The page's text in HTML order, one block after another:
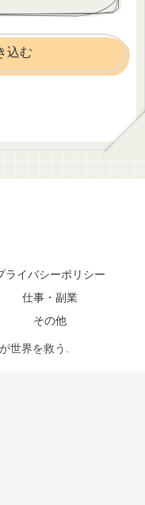
込む
ライバシーポリシー
仕事・副業
その他
世界を救う.